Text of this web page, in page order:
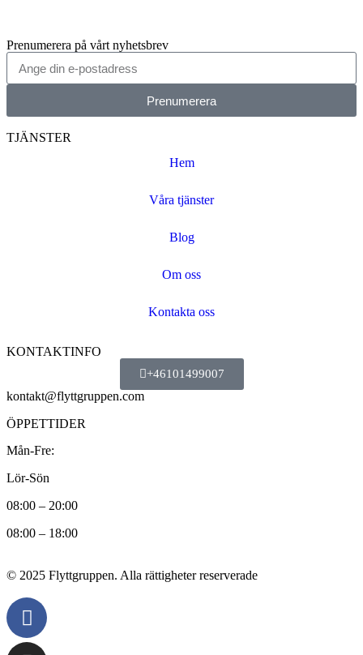
Prenumerera på vårt nyhetsbrev
Prenumerera
TJÄNSTER
Hem
Våra tjänster
Blog
Om oss
Kontakta oss
KONTAKTINFO
+46101499007
kontakt@flyttgruppen.com
ÖPPETTIDER
Mån-Fre:
Lör-Sön
08:00 – 20:00
08:00 – 18:00
© 2025 Flyttgruppen. Alla rättigheter reserverade